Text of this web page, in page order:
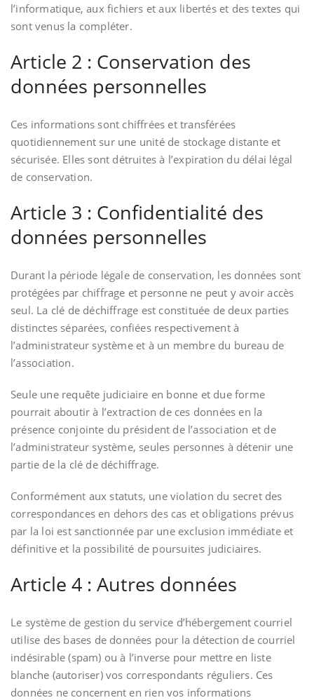
l’informatique, aux fichiers et aux libertés et des textes qui
sont venus la compléter.
Article 2 : Conservation des
données personnelles
Ces informations sont chiffrées et transférées
quotidiennement sur une unité de stockage distante et
sécurisée. Elles sont détruites à l’expiration du délai légal
de conservation.
Article 3 : Confidentialité des
données personnelles
Durant la période légale de conservation, les données sont
protégées par chiffrage et personne ne peut y avoir accès
seul. La clé de déchiffrage est constituée de deux parties
distinctes séparées, confiées respectivement à
l’administrateur système et à un membre du bureau de
l’association.
Seule une requête judiciaire en bonne et due forme
pourrait aboutir à l’extraction de ces données en la
présence conjointe du président de l’association et de
l’administrateur système, seules personnes à détenir une
partie de la clé de déchiffrage.
Conformément aux statuts, une violation du secret des
correspondances en dehors des cas et obligations prévus
par la loi est sanctionnée par une exclusion immédiate et
définitive et la possibilité de poursuites judiciaires.
Article 4 : Autres données
Le système de gestion du service d’hébergement courriel
utilise des bases de données pour la détection de courriel
indésirable (spam) ou à l’inverse pour mettre en liste
blanche (autoriser) vos correspondants réguliers. Ces
données ne concernent en rien vos informations